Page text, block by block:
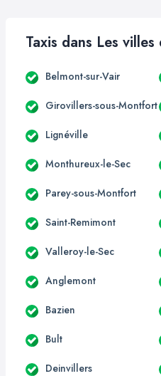
Taxis dans Les villes
Belmont-sur-Vair
Girovillers-sous-Montfort
Lignéville
Monthureux-le-Sec
Parey-sous-Montfort
Saint-Remimont
Valleroy-le-Sec
Anglemont
Bazien
Bult
Deinvillers